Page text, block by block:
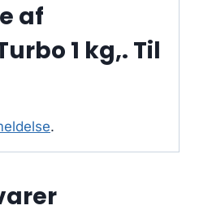
af
1 kg,. Til
.